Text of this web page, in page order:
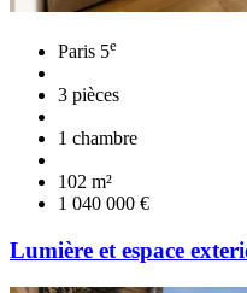
Paris 5e
3 pièces
1 chambre
102 m²
1 040 000 €
Lumière et espace